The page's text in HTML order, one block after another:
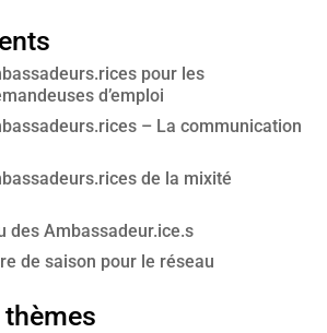
pour les
d’emploi
– La communication
de la mixité
des Ambassadeur.ice.s
de saison pour le réseau